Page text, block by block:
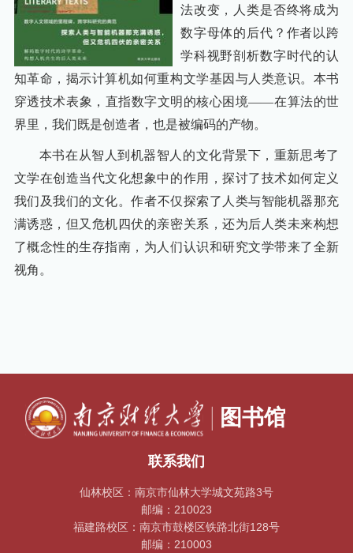
法改变，人类是否终将成为
数字母体的后代？ 作者 以跨
学科视野剖析数字时代的认
知革命，揭示计算机如何重构文学基因与人类意识。本书
穿透技术表象，直指数字文明的核心困境——在算法的世
界里，我们既是创造者，也是被编码的产物。
本书在从智人到机器智人的文化背景下，重新思考了
文学在创造当代文化想象中的作用，探讨了技术如何定义
我们及我们的文化。作者不仅探索了人类与智能机器那充
满诱惑，但又危机四伏的亲密关系，还为后人类未来构想
了概念性的生存指南，为人们认识和研究文学带来了全新
视角。
联系我们
仙林校区：南京市仙林大学城文苑路3号
邮编：210023
福建路校区：南京市鼓楼区铁路北街128号
邮编：210003